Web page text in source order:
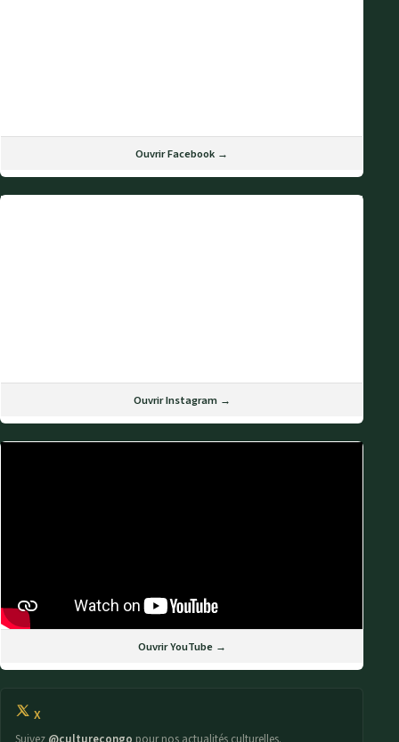
Ouvrir Facebook →
Ouvrir Instagram →
Ouvrir YouTube →
X